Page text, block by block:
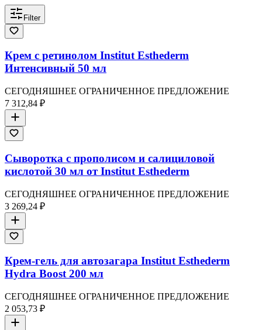
Filter
Крем с ретинолом Institut Esthederm
Интенсивный 50 мл
СЕГОДНЯШНЕЕ ОГРАНИЧЕННОЕ ПРЕДЛОЖЕНИЕ
7 312,84 ₽
Сыворотка с прополисом и салициловой
кислотой 30 мл от Institut Esthederm
СЕГОДНЯШНЕЕ ОГРАНИЧЕННОЕ ПРЕДЛОЖЕНИЕ
3 269,24 ₽
Крем-гель для автозагара Institut Esthederm
Hydra Boost 200 мл
СЕГОДНЯШНЕЕ ОГРАНИЧЕННОЕ ПРЕДЛОЖЕНИЕ
2 053,73 ₽